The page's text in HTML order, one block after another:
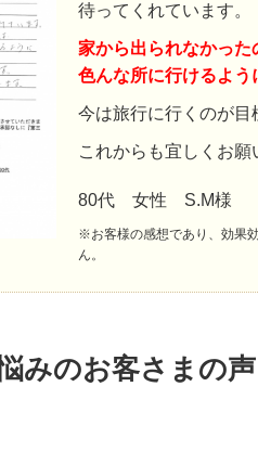
待ってくれています。
家から出られなかっ
色んな所に行けるよう
今は旅行に行くのが目
これからも宜しくお願
80代 女性 S.M様
※お客様の感想であり、効果
ん。
みのお客さまの声